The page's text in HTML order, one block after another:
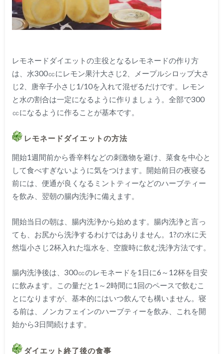
レモネードダイエットの主役となるレモネードの作り方
は、水300㏄にレモン果汁大さじ2 、メープルシロップ大さ
じ2 、唐辛子小さじ1/10を入れて混ぜるだけです。レモン
と水の割合は一定になるように作りましょう。全部で300
㏄になるように作ることが基本です。
レモネードダイエットの方法
開始1週間前から香辛料などの刺激物を避け、菜食を中心と
して食べすぎないように気をつけます。開始前日の夜寝る
前には、便通が良くなるミントティーなどのハーブティー
を飲み、翌朝の腸内洗浄に備えます。
開始当日の朝は、腸内洗浄から始めます。腸内洗浄と言っ
ても、お尻から洗浄するわけではありません。 1?の水に天
然塩小さじ2杯入れた塩水を、空腹時に飲む洗浄方法です。
腸内洗浄後は、 300㏄のレモネードを1 日に6 ～ 12杯を目安
に飲みます。この量だと 1 ～ 2時間に1回のペースで飲むこ
とになりますが、基本的にはいつ飲んでも構いません。寝
る前は、ノンカフェインのハーブティーを飲み、これを開
始から3日間続けます。
ダイエット終了後の食事